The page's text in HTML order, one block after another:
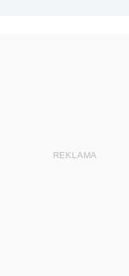
REKLAMA